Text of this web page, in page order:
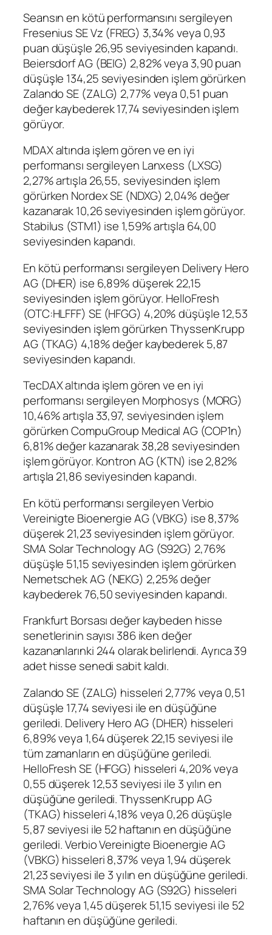
Seansın en kötü performansını sergileyen
Fresenius SE Vz (FREG) 3,34% veya 0,93
puan düşüşle 26,95 seviyesinden kapandı.
BeiersdorfAG (BEIG) 2,82% veya 3,90 puan
düşüşle 134,25 seviyesinden işlem görürken
Zalando SE (ZALG) 2,77% veya 0,51 puan
değer kaybederek 17,74 seviyesinden işlem
görüyor.
MDAX altında işlem gören ve en iyi
performansı sergileyen Lanxess (LXSG)
2,27% artışla 26,55, seviyesinden işlem
görürken NordexSE (NDXG) 2,04% değer
kazanarak 10,26 seviyesinden işlem görüyor.
Stabilus (STM1) ise 1,59% artışla 64,00
seviyesinden kapandı.
En kötü performansı sergileyen Delivery Hero
AG (DHER) ise 6,89% düşerek 22,15
seviyesinden işlem görüyor. HelloFresh
(OTC:HLFFF) SE (HFGG) 4,20% düşüşle 12,53
seviyesinden işlem görürken ThyssenKrupp
AG (TKAG) 4,18% değer kaybederek 5,87
seviyesinden kapandı.
TecDAX altında işlem gören ve en iyi
performansı sergileyen Morphosys (MORG)
10,46% artışla 33,97, seviyesinden işlem
görürkenCompuGroup Medical AG (COP1n)
6,81% değer kazanarak 38,28 seviyesinden
işlem görüyor. Kontron AG (KTN) ise 2,82%
artışla 21,86 seviyesinden kapandı.
En kötü performansı sergileyen Verbio
Vereinigte Bioenergie AG (VBKG) ise 8,37%
düşerek 21,23 seviyesinden işlem görüyor.
SMA Solar Technology AG (S92G) 2,76%
düşüşle 51,15 seviyesinden işlem görürken
Nemetschek AG (NEKG) 2,25% değer
kaybederek 76,50 seviyesinden kapandı.
Frankfurt Borsası değer kaybeden hisse
senetlerinin sayısı 386 iken değer
kazananlarınki 244 olarak belirlendi. Ayrıca 39
adet hisse senedi sabit kaldı.
Zalando SE (ZALG) hisseleri 2,77% veya 0,51
düşüşle 17,74 seviyesi ile en düşüğüne
geriledi. Delivery Hero AG (DHER) hisseleri
6,89% veya 1,64 düşerek 22,15 seviyesi ile
tüm zamanların en düşüğüne geriledi.
HelloFresh SE (HFGG) hisseleri 4,20% veya
0,55 düşerek 12,53 seviyesi ile 3 yılın en
düşüğüne geriledi. ThyssenKrupp AG
(TKAG) hisseleri 4,18% veya 0,26 düşüşle
5,87 seviyesi ile 52 haftanın en düşüğüne
geriledi. Verbio Vereinigte Bioenergie AG
(VBKG) hisseleri 8,37% veya 1,94 düşerek
21,23 seviyesi ile 3 yılın en düşüğüne geriledi.
SMA Solar Technology AG (S92G) hisseleri
2,76% veya 1,45 düşerek 51,15 seviyesi ile 52
haftanın en düşüğüne geriledi.